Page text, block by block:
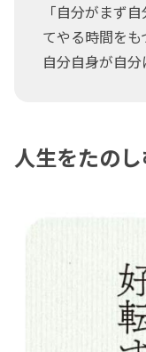
「自分がまず
てやる時間を
自分自身が自分
人生をたの